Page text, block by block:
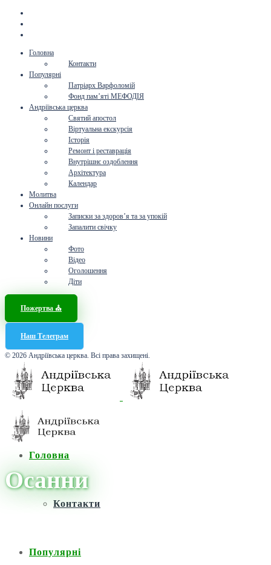
Головна
Контакти
Популярні
Патріарх Варфоломій
Фонд пам’яті МЕФОДІЯ
Андріївська церква
Святий апостол
Віртуальна екскурсія
Історія
Ремонт і реставрація
Внутрішнє оздоблення
Архітектура
Календар
Молитва
Онлайн послуги
Записки за здоров’я та за упокій
Запалити свічку
Новини
Фото
Відео
Оголошення
Діти
Пожертва ⛪️
Наш Телеграм
© 2026 Андріївська церква. Всі права захищені.
Головна
Контакти
Популярні
Осанни